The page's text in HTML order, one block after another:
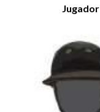
Jugador